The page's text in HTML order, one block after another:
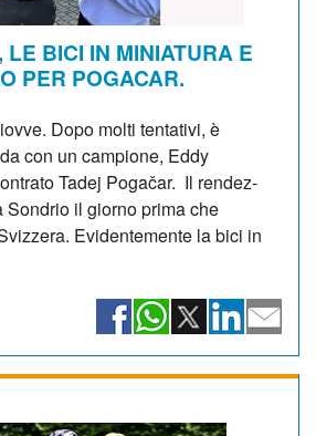
LE BICI IN MINIATURA E
PER POGACAR.
Dopo molti tentativi, è
con un campione, Eddy
Tadej Pogačar. Il rendez-
Sondrio il giorno prima che
Evidentemente la bici in